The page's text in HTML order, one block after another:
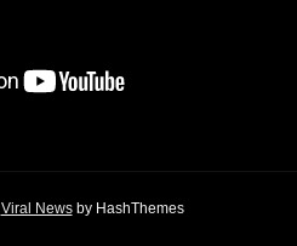
Viral Newsby HashThemes